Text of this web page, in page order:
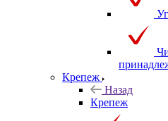
Крепеж
Назад
Крепеж